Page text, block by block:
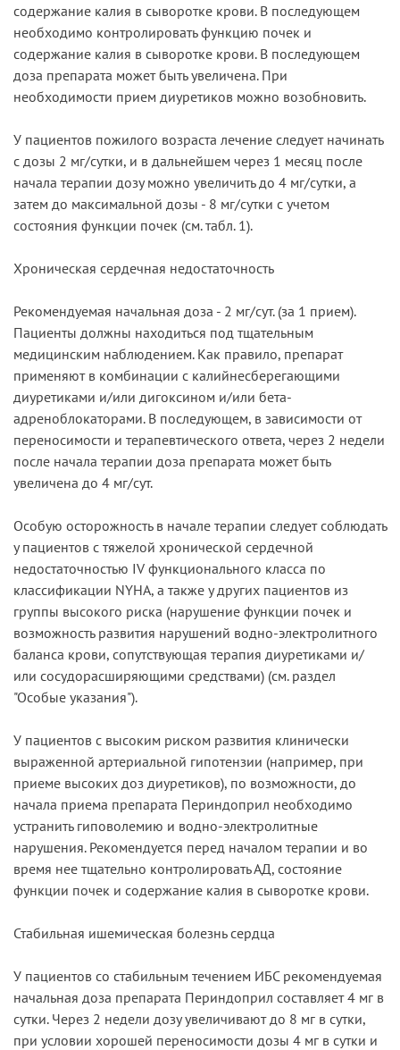
содержание калия в сыворотке крови. В последующем
необходимо контролировать функцию почек и
содержание калия в сыворотке крови. В последующем
доза препарата может быть увеличена. При
необходимости прием диуретиков можно возобновить.
У пациентов пожилого возраста лечение следует начинать
с дозы 2 мг/сутки, и в дальнейшем через 1 месяц после
начала терапии дозу можно увеличить до 4 мг/сутки, а
затем до максимальной дозы - 8 мг/сутки с учетом
состояния функции почек (см. табл. 1).
Хроническая сердечная недостаточность
Рекомендуемая начальная доза - 2 мг/сут. (за 1 прием).
Пациенты должны находиться под тщательным
медицинским наблюдением. Как правило, препарат
применяют в комбинации с калийнесберегающими
диуретиками и/или дигоксином и/или бета-
адреноблокаторами. В последующем, в зависимости от
переносимости и терапевтического ответа, через 2 недели
после начала терапии доза препарата может быть
увеличена до 4 мг/сут.
Особую осторожность в начале терапии следует соблюдать
у пациентов с тяжелой хронической сердечной
недостаточностью IV функционального класса по
классификации NYHA, а также у других пациентов из
группы высокого риска (нарушение функции почек и
возможность развития нарушений водно-электролитного
баланса крови, сопутствующая терапия диуретиками и/
или сосудорасширяющими средствами) (см. раздел
"Особые указания").
У пациентов с высоким риском развития клинически
выраженной артериальной гипотензии (например, при
приеме высоких доз диуретиков), по возможности, до
начала приема препарата Периндоприл необходимо
устранить гиповолемию и водно-электролитные
нарушения. Рекомендуется перед началом терапии и во
время нее тщательно контролировать АД, состояние
функции почек и содержание калия в сыворотке крови.
Стабильная ишемическая болезнь сердца
У пациентов со стабильным течением ИБС рекомендуемая
начальная доза препарата Периндоприл составляет 4 мг в
сутки. Через 2 недели дозу увеличивают до 8 мг в сутки,
при условии хорошей переносимости дозы 4 мг в сутки и